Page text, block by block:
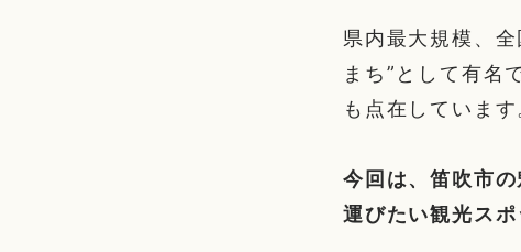
県内最大規模、
まち”として有名
も点在しています
今回は、笛吹市
運びたい観光スポ